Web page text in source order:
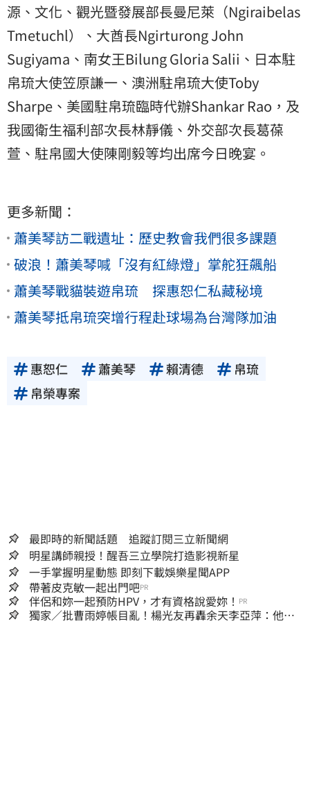
源、文化、觀光暨發展部長曼尼萊（Ngiraibelas
Tmetuchl）、大酋長Ngirturong John
Sugiyama、南女王Bilung Gloria Salii、日本駐
帛琉大使笠原謙一、澳洲駐帛琉大使Toby
Sharpe、美國駐帛琉臨時代辦Shankar Rao，及
我國衛生福利部次長林靜儀、外交部次長葛葆
萱、駐帛國大使陳剛毅等均出席今日晚宴。
更多新聞：
蕭美琴訪二戰遺址：歷史教會我們很多課題
破浪！蕭美琴喊「沒有紅綠燈」掌舵狂飆船
蕭美琴戰貓裝遊帛琉 探惠恕仁私藏秘境
蕭美琴抵帛琉突增行程赴球場為台灣隊加油
惠恕仁 蕭美琴 賴清德
帛琉
帛榮專案
最即時的新聞話題 追蹤訂閱三立新聞網
明星講師親授！醒吾三立學院打造影視新星
一手掌握明星動態 即刻下載娛樂星聞APP
帶著皮克敏一起出門吧PR
伴侶和妳一起預防HPV，才有資格說愛妳！ PR
獨家／批曹雨婷帳目亂！楊光友再轟余天李亞萍：他們